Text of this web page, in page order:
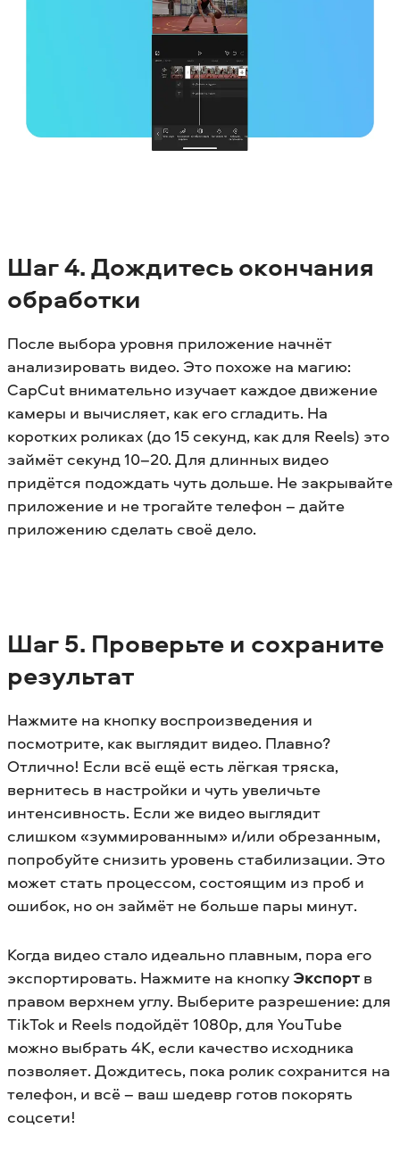
Шаг 4. Дождитесь окончания
обработки
После выбора уровня приложение начнёт
анализировать видео. Это похоже на магию:
CapCut внимательно изучает каждое движение
камеры и вычисляет, как его сгладить. На
коротких роликах (до 15 секунд, как для Reels) это
займёт секунд 10–20. Для длинных видео
придётся подождать чуть дольше. Не закрывайте
приложение и не трогайте телефон – дайте
приложению сделать своё дело.
Шаг 5. Проверьте и сохраните
результат
Нажмите на кнопку воспроизведения и
посмотрите, как выглядит видео. Плавно?
Отлично! Если всё ещё есть лёгкая тряска,
вернитесь в настройки и чуть увеличьте
интенсивность. Если же видео выглядит
слишком «зуммированным» и/или обрезанным,
попробуйте снизить уровень стабилизации. Это
может стать процессом, состоящим из проб и
ошибок, но он займёт не больше пары минут.
Когда видео стало идеально плавным, пора его
экспортировать. Нажмите на кнопку Экспорт в
правом верхнем углу. Выберите разрешение: для
TikTok и Reels подойдёт 1080p, для YouTube
можно выбрать 4K, если качество исходника
позволяет. Дождитесь, пока ролик сохранится на
телефон, и всё – ваш шедевр готов покорять
соцсети!